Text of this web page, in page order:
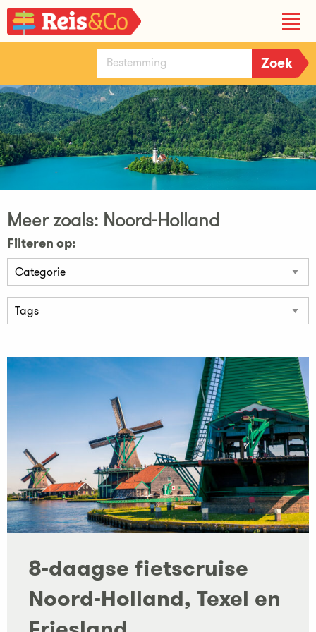
Meer zoals: Noord-Holland
Filteren op:
8-daagse fietscruise
Noord-Holland, Texel en